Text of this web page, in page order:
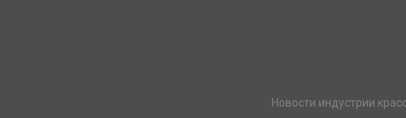
Новости индустрии